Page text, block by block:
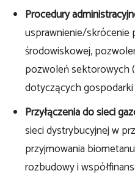
Procedury
usprawnienie/skrócenie
środowiskowej,
pozwoleń sektorowych
dotyczących
Przyłączenia do sieci
sieci dystrybucyjnej w
przyjmowania
rozbudowy i